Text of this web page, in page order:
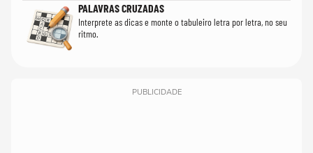
PALAVRAS CRUZADAS
Interprete as dicas e monte o tabuleiro letra por letra, no seu
ritmo.
PUBLICIDADE